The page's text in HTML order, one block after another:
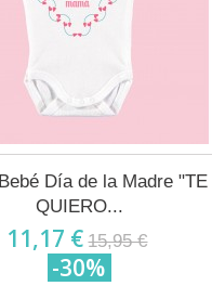
Día de la Madre "TE
QUIERO...
11,17 € 15,95 €
-30%